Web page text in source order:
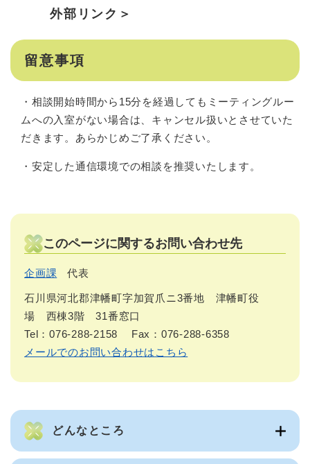
外部リンク＞
留意事項
・相談開始時間から15分を経過してもミーティングルー
ムへの入室がない場合は、キャンセル扱いとさせていた
だきます。あらかじめご了承ください。
・安定した通信環境での相談を推奨いたします。
このページに関するお問い合わせ先
企画課 代表
石川県河北郡津幡町字加賀爪ニ3番地 津幡町役
場 西棟3階 31番窓口
Tel：076-288-2158
Fax：076-288-6358
メールでのお問い合わせはこちら
どんなところ